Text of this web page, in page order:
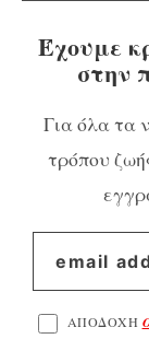
Έχουμε
στην
Για όλα τα
τρόπου
ΑΠΟΔΟΧΗ